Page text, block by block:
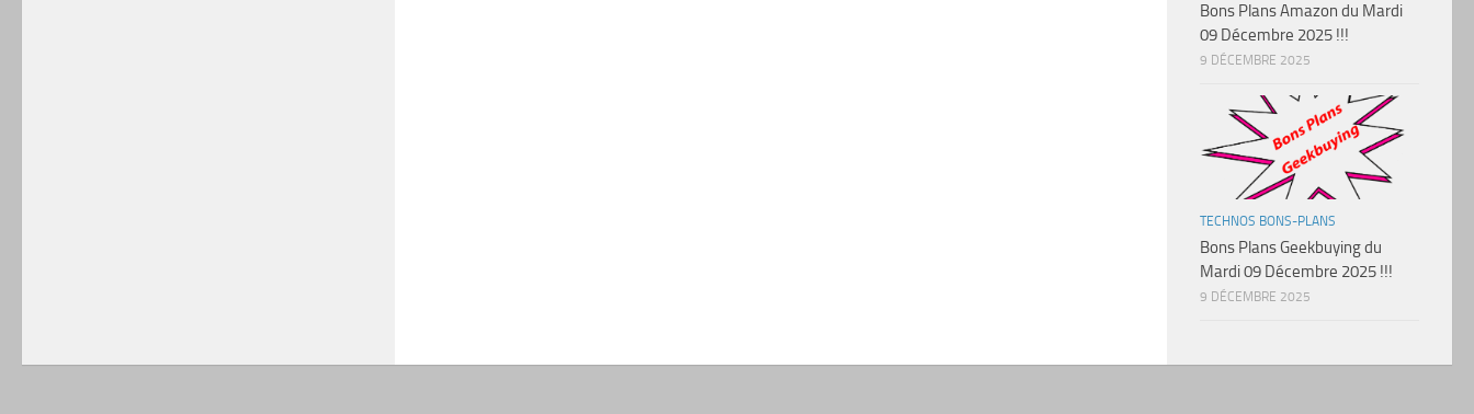
Bons Plans Amazon du Mardi
09 Décembre 2025 !!!
9 DÉCEMBRE 2025
TECHNOS BONS-PLANS
Bons Plans Geekbuying du
Mardi 09 Décembre 2025 !!!
9 DÉCEMBRE 2025